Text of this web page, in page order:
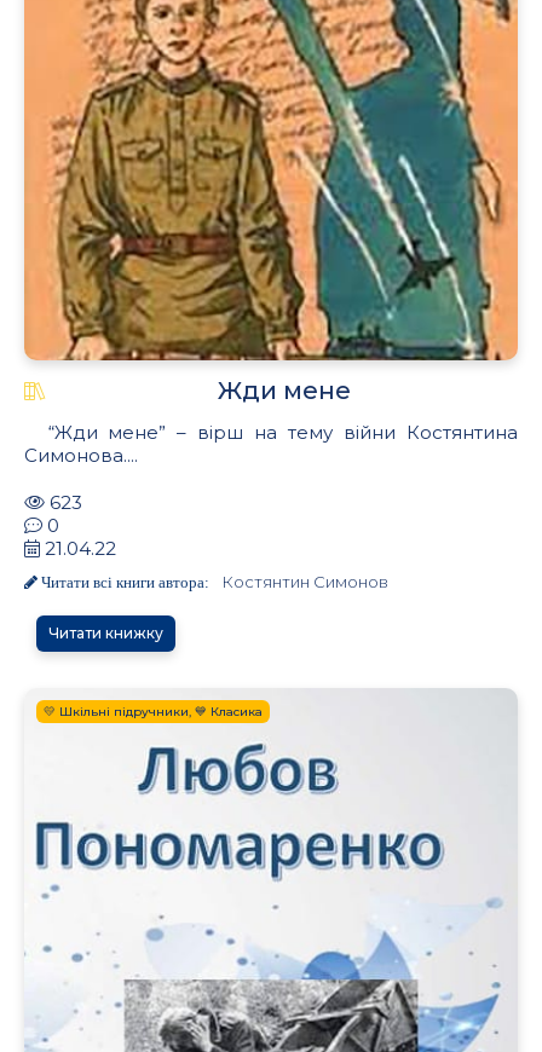
Жди мене
“Жди мене” – вірш на тему війни Костянтина
Симонова....
623
0
21.04.22
Читати всі книги автора: Костянтин Симонов
Читати книжку
💛 Шкільні підручники, 💙 Класика